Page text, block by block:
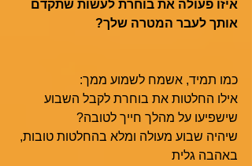
איזו פעולה את בוחרת לעשות שתקדם
אותך לעבר המטרה שלך?
כמו תמיד, אשמח לשמוע ממך:
אילו החלטות את בוחרת לקבל השבוע
שישפיעו על מהלך חייך לטובה?
שיהיה שבוע מעולה ומלא בהחלטות טובות,
באהבה גלית